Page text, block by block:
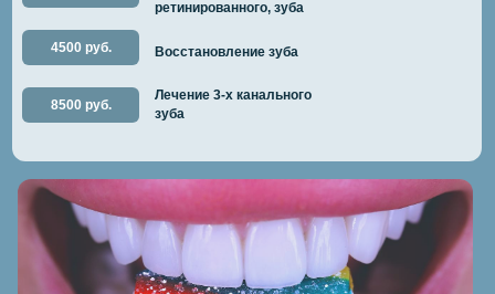
ретинированного, зуба
Восстановление зуба
Лечение 3-х канального
зуба
4500 руб.
8500 руб.